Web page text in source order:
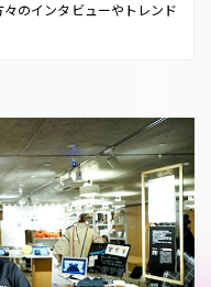
のインタビューやトレンド